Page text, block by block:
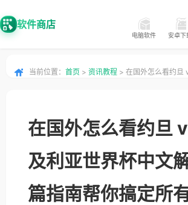
软件商店
电脑软件 安卓下
当前位置： 首页 > 资讯教程 > 在国外怎么看约旦
在国外怎么看约旦
及利亚世界杯中文
篇指南帮你搞定所